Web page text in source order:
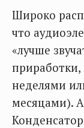
Широко
что
«лучше
неделями
месяцами).